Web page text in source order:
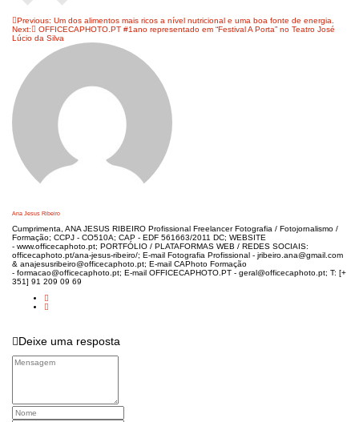
Navegação
de
Previous: Um dos alimentos mais ricos a nível nutricional e uma boa fonte de energia.
Next:
OFFICECAPHOTO.PT #1ano representado em “Festival A Porta” no Teatro José
Lúcio da Silva
Ana Jesus Ribeiro
Cumprimenta, ANA JESUS RIBEIRO Profissional Freelancer Fotografia / Fotojornalismo /
Formação; CCPJ - CO510A; CAP - EDF 561663/2011 DC; WEBSITE
- www.officecaphoto.pt; PORTFÓLIO / PLATAFORMAS WEB / REDES SOCIAIS:
officecaphoto.pt/ana-jesus-ribeiro/; E-mail Fotografia Profissional - jribeiro.ana@gmail.com
& anajesusribeiro@officecaphoto.pt; E-mail CAPhoto Formação
- formacao@officecaphoto.pt; E-mail OFFICECAPHOTO.PT - geral@officecaphoto.pt; T: [+
351] 91 209 09 69
Deixe uma resposta